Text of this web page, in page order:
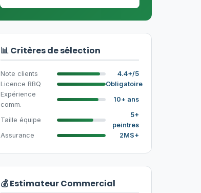
📊 Critères de sélection
Note clients
4.4+/5
Licence RBQ
Obligatoire
Expérience
comm.
10+ ans
Taille équipe
5+
peintres
Assurance
2M$+
💰 Estimateur Commercial